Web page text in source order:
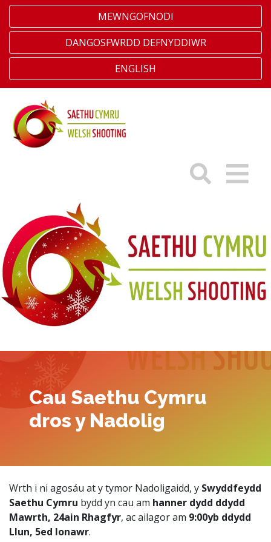
MEWNGOFNODI
DANGOSFWRDD DEFNYDDIWR
ENGLISH
Cau Saethu Cymru
dros y Nadolig
Wrth i ni agosáu at y tymor Nadoligaidd, y Swyddfeydd
Saethu Cymru bydd yn cau am hanner dydd ddydd
Mawrth, 24ain Rhagfyr, ac ailagor am 9:00yb ddydd
Llun, 5ed Ionawr.